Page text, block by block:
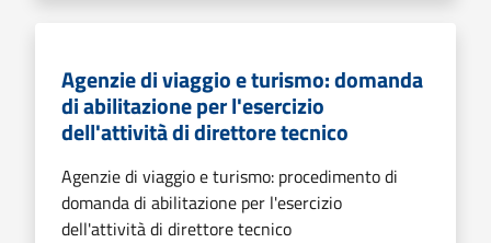
Agenzie di viaggio e turismo: domanda
di abilitazione per l'esercizio
dell'attività di direttore tecnico
Agenzie di viaggio e turismo: procedimento di
domanda di abilitazione per l'esercizio
dell'attività di direttore tecnico